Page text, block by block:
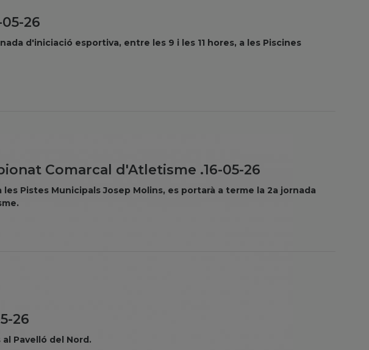
26
d'iniciació esportiva, entre les 9 i les 11 hores, a les Piscines
Comarcal d'Atletisme .16-05-26
Pistes Municipals Josep Molins, es portarà a terme la 2a jornada
26
Pavelló del Nord.